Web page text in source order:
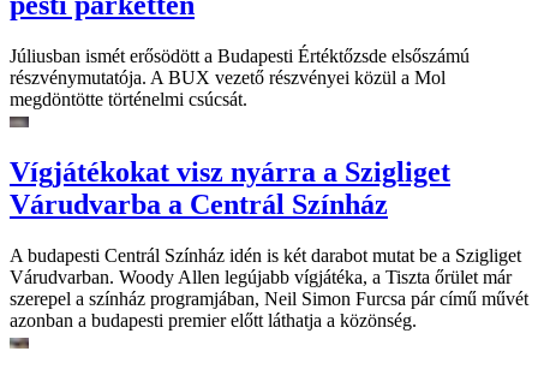
Júliusban ismét erősödött a Budapesti Értéktőzsde elsőszámú
részvénymutatója. A BUX vezető részvényei közül a Mol
megdöntötte történelmi csúcsát.
Vígjátékokat visz nyárra a Szigliget
Várudvarba a Centrál Színház
A budapesti Centrál Színház idén is két darabot mutat be a Szigliget
Várudvarban. Woody Allen legújabb vígjátéka, a Tiszta őrület már
szerepel a színház programjában, Neil Simon Furcsa pár című művét
azonban a budapesti premier előtt láthatja a közönség.